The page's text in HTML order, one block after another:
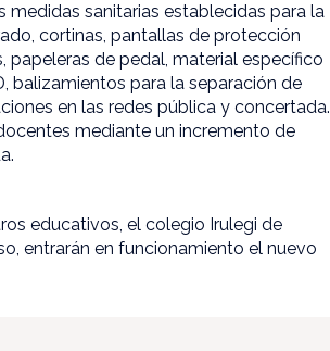
sanitarias establecidas para la
cortinas, pantallas de protección
papeleras de pedal, material específico
balizamientos para la separación de
en las redes pública y concertada.
mediante un incremento de
educativos, el colegio Irulegi de
entrarán en funcionamiento el nuevo